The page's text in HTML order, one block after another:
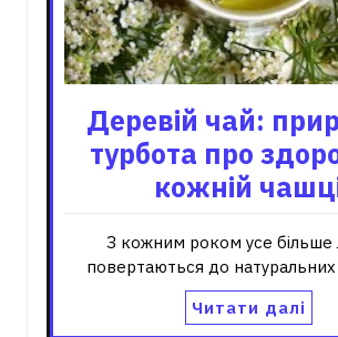
Деревій чай:
турбота про
кожній
З кожним роком усе
повертаються до натуральних
Читати далі